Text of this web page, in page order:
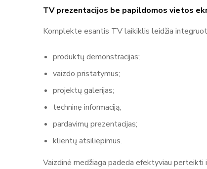
TV prezentacijos be papildomos vietos
Komplekte esantis TV laikiklis leidžia
produktų demonstracijas;
vaizdo pristatymus;
projektų galerijas;
techninę informaciją;
pardavimų prezentacijas;
klientų atsiliepimus.
Vaizdinė medžiaga padeda efektyviau